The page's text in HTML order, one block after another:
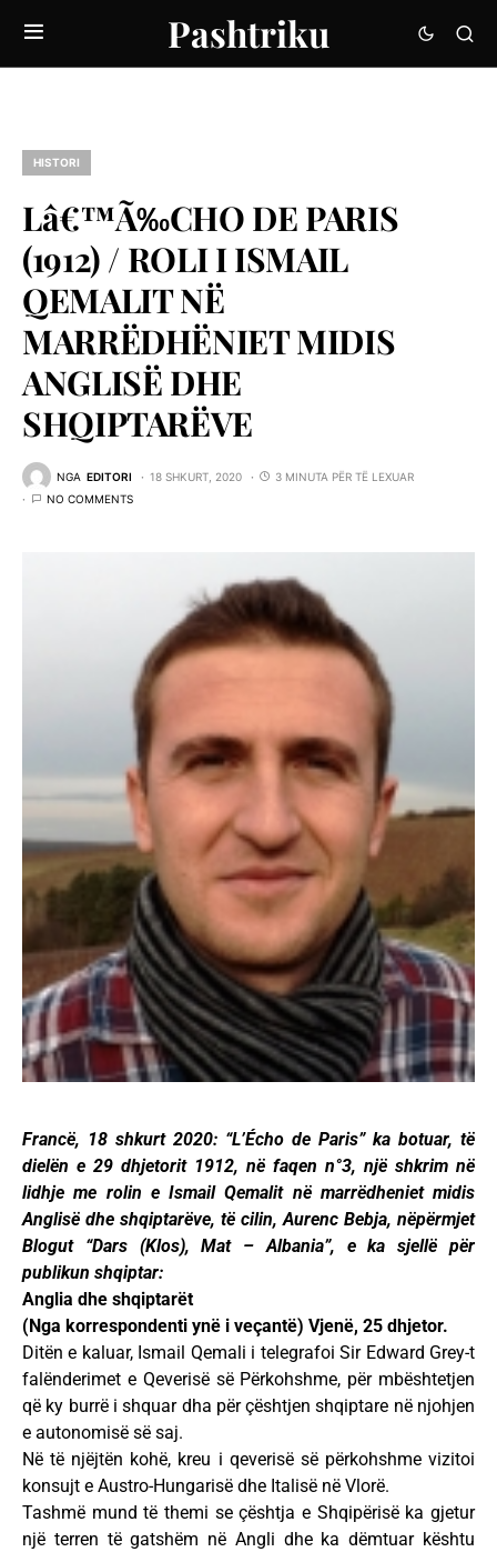
Pashtriku
HISTORI
Lâ€™Ã‰CHO DE PARIS
(1912) / ROLI I ISMAIL
QEMALIT NË
MARRËDHËNIET MIDIS
ANGLISË DHE
SHQIPTARËVE
NGA EDITORI 18 SHKURT, 2020
3 MINUTA PËR TË LEXUAR
NO COMMENTS
Francë, 18 shkurt 2020: “L’Écho de Paris” ka botuar, të
dielën e 29 dhjetorit 1912, në faqen n°3, një shkrim në
lidhje me rolin e Ismail Qemalit në marrëdheniet midis
Anglisë dhe shqiptarëve, të cilin, Aurenc Bebja, nëpërmjet
Blogut “Dars (Klos), Mat – Albania”, e ka sjellë për
publikun shqiptar:
Anglia dhe shqiptarët
(Nga korrespondenti ynë i veçantë) Vjenë, 25 dhjetor.
Ditën e kaluar, Ismail Qemali i telegrafoi Sir Edward Grey-t
falënderimet e Qeverisë së Përkohshme, për mbështetjen
që ky burrë i shquar dha për çështjen shqiptare në njohjen
e autonomisë së saj.
Në të njëjtën kohë, kreu i qeverisë së përkohshme vizitoi
konsujt e Austro-Hungarisë dhe Italisë në Vlorë.
Tashmë mund të themi se çështja e Shqipërisë ka gjetur
një terren të gatshëm në Angli dhe ka dëmtuar kështu